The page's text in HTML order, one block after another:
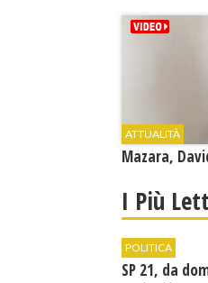
ATTUALITÀ
Mazara,
I Più
POLITICA
SP 21, da